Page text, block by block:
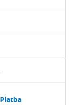
Platba